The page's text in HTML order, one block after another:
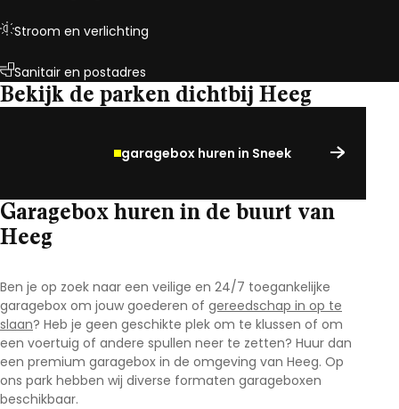
Stroom en verlichting
Sanitair en postadres
Bekijk de parken dichtbij Heeg
garagebox huren in Sneek
Garagebox huren in de buurt van
Heeg
Ben je op zoek naar een veilige en 24/7 toegankelijke
garagebox om jouw goederen of gereedschap in op te
slaan? Heb je geen geschikte plek om te klussen of om
een voertuig of andere spullen neer te zetten? Huur dan
een premium garagebox in de omgeving van Heeg. Op
ons park hebben wij diverse formaten garageboxen
beschikbaar.